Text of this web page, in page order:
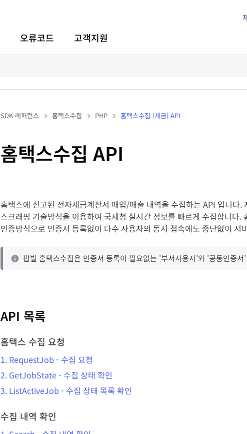
오류코드 고객지원
SDK 레퍼런스 홈택스수집 PHP 홈택스수집 (세금) API
홈택스수집 API
홈택스에 신고된 전자세금계산서 매입/매출 내역을 수집하는 API 입니
스크래핑 기술방식을 이용하여 국세청 실시간 정보를 빠르게 수집합니다
인증방식으로 인증서 등록없이 다수 사용자의 동시 접속에도 중단없이 서
팝빌 홈택스수집은 인증서 등록이 필요없는 '부서사용자'와 '공동인증
API 목록
홈택스 수집 요청
1. RequestJob - 수집 요청
2. GetJobState- 수집 상태 확인
3. ListActiveJob - 수집 상태 목록 확인
수집 내역 확인